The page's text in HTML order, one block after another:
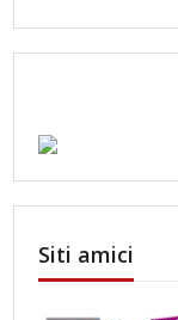
Siti amici